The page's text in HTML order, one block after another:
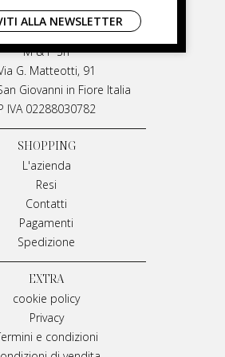
MIRARCHI
M & P Srl
G. Matteotti, 91
Giovanni in Fiore Italia
IVA 02288030782
SHOPPING
L'azienda
Resi
Contatti
Pagamenti
Spedizione
EXTRA
cookie policy
Privacy
e condizioni
ALLA NEWSLETTER